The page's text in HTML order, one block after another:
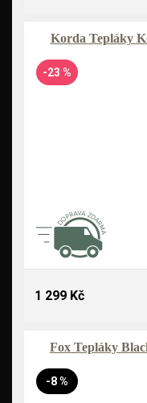
Korda Tepláky
-23 %
1 299 Kč
Fox Tepláky
-8 %